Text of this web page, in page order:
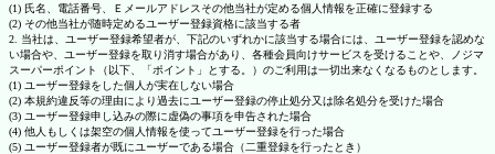
(1) 氏名、電話番号、Ｅメールアドレスその他当社が定める個人情報を正確に登録する
(2) その他当社が随時定めるユーザー登録資格に該当する者
2. 当社は、ユーザー登録希望者が、下記のいずれかに該当する場合には、ユーザー登録を認めな
い場合や、ユーザー登録を取り消す場合があり、各種会員向けサービスを受けることや、ノジマ
スーパーポイント（以下、「ポイント」とする。）のご利用は一切出来なくなるものとします。
(1) ユーザー登録をした個人が実在しない場合
(2) 本規約違反等の理由により過去にユーザー登録の停止処分又は除名処分を受けた場合
(3) ユーザー登録申し込みの際に虚偽の事項を申告された場合
(4) 他人もしくは架空の個人情報を使ってユーザー登録を行った場合
(5) ユーザー登録者が既にユーザーである場合（二重登録を行ったとき）